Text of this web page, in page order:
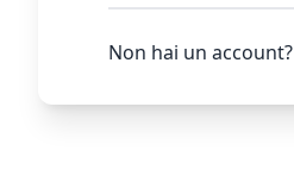
Non hai un account?